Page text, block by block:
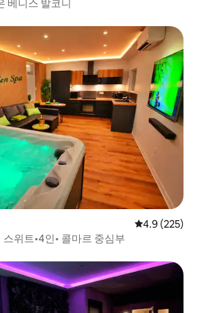
베니스 발코니
평점 4.9점(5
4.9 (225)
위트•4인• 콜마르 중심부